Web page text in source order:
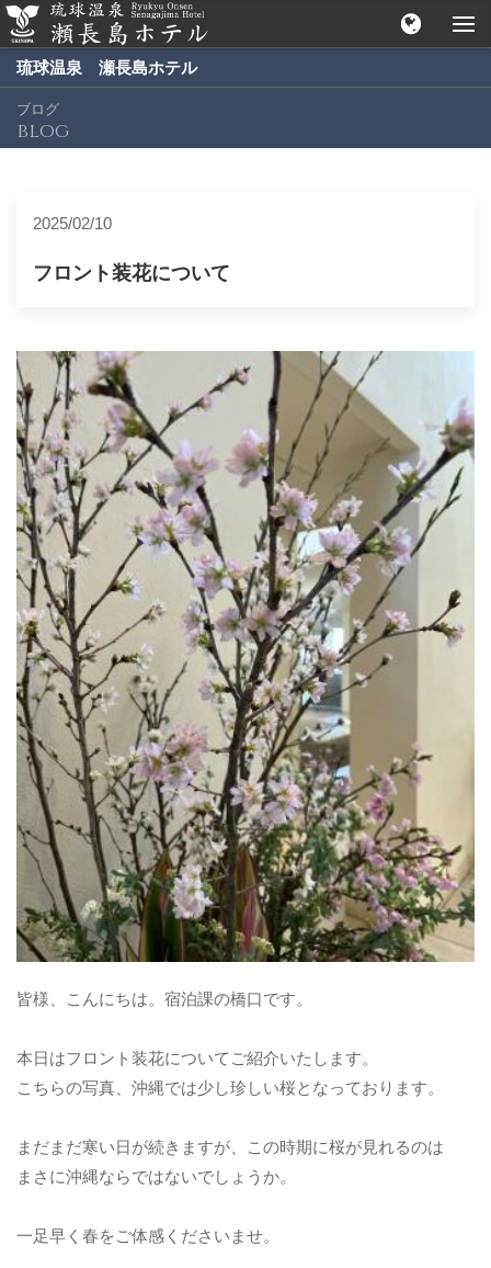
琉球温泉 瀬長島ホテル
ブログ
blog
2025/02/10
フロント装花について
皆様、こんにちは。宿泊課の橋口です。
本日はフロント装花についてご紹介いたします。
こちらの写真、沖縄では少し珍しい桜となっております。
まだまだ寒い日が続きますが、この時期に桜が見れるのは
まさに沖縄ならではないでしょうか。
一足早く春をご体感くださいませ。